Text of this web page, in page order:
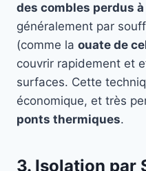
des combles perdus
généralement par
(comme la ouate de
couvrir rapidement et
surfaces. Cette
économique, et très
ponts thermiques.
3. Isolation par